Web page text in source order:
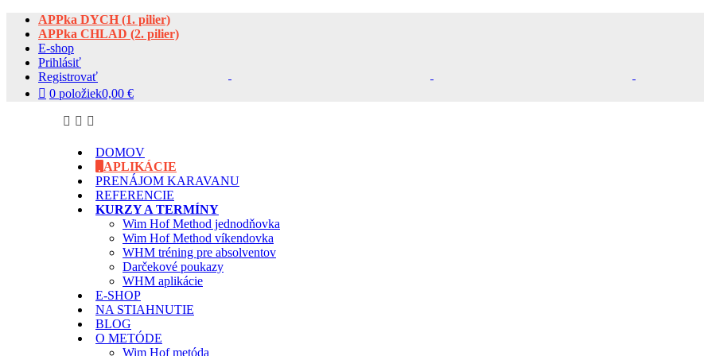
APPka DYCH (1. pilier)
APPka CHLAD (2. pilier)
E-shop
Prihlásiť
Registrovať
0 položiek0,00 €
DOMOV
APLIKÁCIE
PRENÁJOM KARAVANU
REFERENCIE
KURZY A TERMÍNY
Wim Hof Method jednodňovka
Wim Hof Method víkendovka
WHM tréning pre absolventov
Darčekové poukazy
WHM aplikácie
E-SHOP
NA STIAHNUTIE
BLOG
O METÓDE
Wim Hof metóda